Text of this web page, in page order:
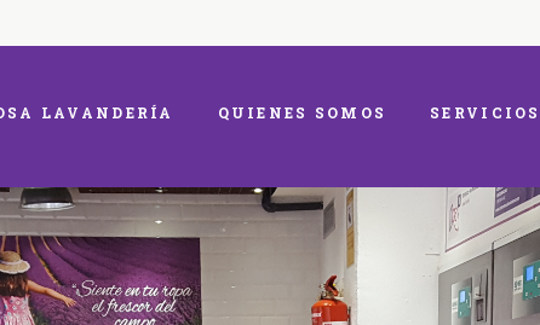
LAVANDERÍA QUIENES SOMOS SERVICIOS